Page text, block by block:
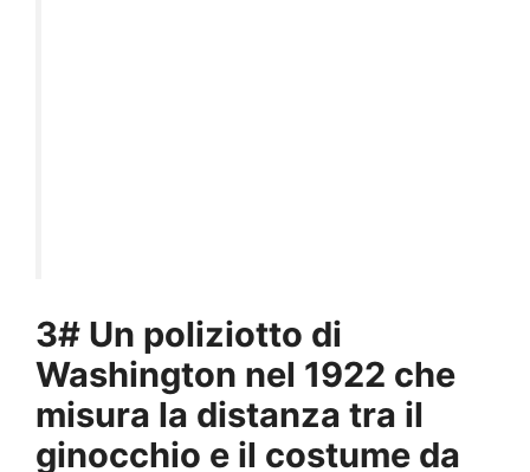
3# Un poliziotto di
Washington nel 1922 che
misura la distanza tra il
ginocchio e il costume da